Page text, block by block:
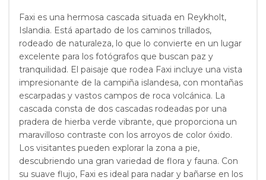
Faxi es una hermosa cascada situada en Reykholt,
Islandia. Está apartado de los caminos trillados,
rodeado de naturaleza, lo que lo convierte en un lugar
excelente para los fotógrafos que buscan paz y
tranquilidad. El paisaje que rodea Faxi incluye una vista
impresionante de la campiña islandesa, con montañas
escarpadas y vastos campos de roca volcánica. La
cascada consta de dos cascadas rodeadas por una
pradera de hierba verde vibrante, que proporciona un
maravilloso contraste con los arroyos de color óxido.
Los visitantes pueden explorar la zona a pie,
descubriendo una gran variedad de flora y fauna. Con
su suave flujo, Faxi es ideal para nadar y bañarse en los